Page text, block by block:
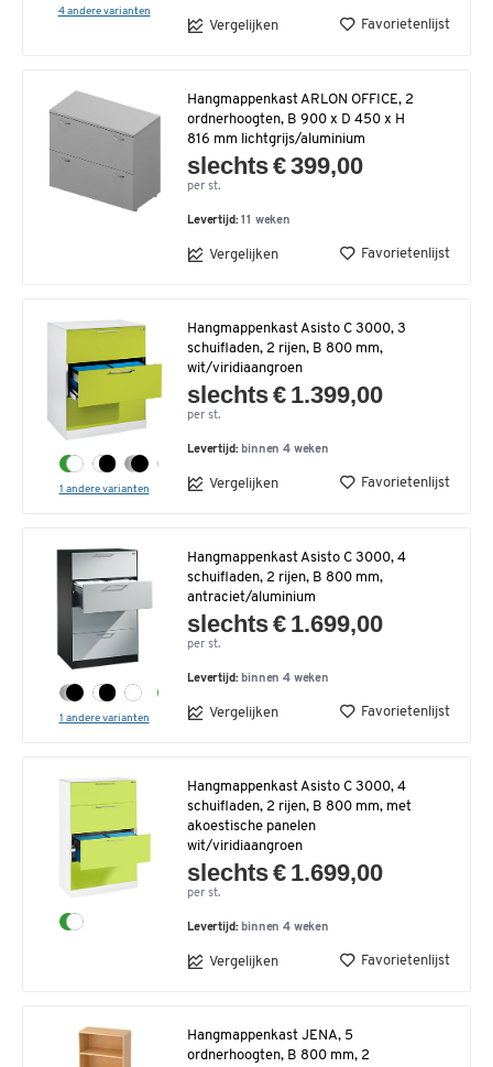
4 andere varianten
Vergelijken Favorietenlijst
Hangmappenkast ARLON OFFICE, 2
ordnerhoogten, B 900 x D 450 x H
816 mm lichtgrijs/aluminium
slechts € 399,00
per st.
Levertijd:11 weken
Vergelijken Favorietenlijst
1 andere varianten
Hangmappenkast Asisto C 3000, 3
schuifladen, 2 rijen, B 800 mm,
wit/viridiaangroen
slechts € 1.399,00
per st.
Levertijd: binnen 4 weken
Vergelijken Favorietenlijst
1 andere varianten
Hangmappenkast Asisto C 3000, 4
schuifladen, 2 rijen, B 800 mm,
antraciet/aluminium
slechts € 1.699,00
per st.
Levertijd: binnen 4 weken
Vergelijken Favorietenlijst
Hangmappenkast Asisto C 3000, 4
schuifladen, 2 rijen, B 800 mm, met
akoestische panelen
wit/viridiaangroen
slechts € 1.699,00
per st.
Levertijd: binnen 4 weken
Vergelijken Favorietenlijst
Hangmappenkast JENA, 5
ordnerhoogten, B 800 mm, 2